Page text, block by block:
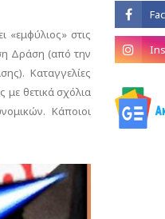
«εμφύλιος» στις
Δράση (από την
Καταγγελίες
με θετικά σχόλια
Κάποιοι